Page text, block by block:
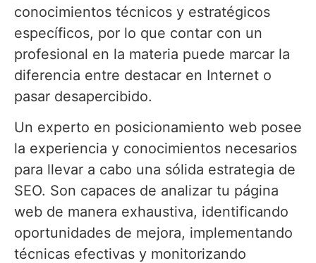
conocimientos técnicos y estratégicos
específicos, por lo que contar con un
profesional en la materia puede marcar la
diferencia entre destacar en Internet o
pasar desapercibido.
Un experto en posicionamiento web posee
la experiencia y conocimientos necesarios
para llevar a cabo una sólida estrategia de
SEO. Son capaces de analizar tu página
web de manera exhaustiva, identificando
oportunidades de mejora, implementando
técnicas efectivas y monitorizando